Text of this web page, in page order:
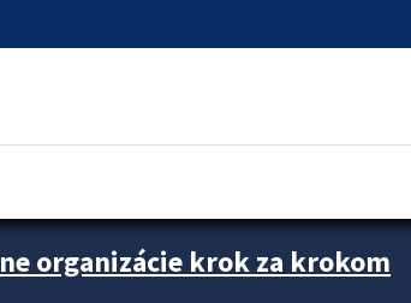
organizácie krok za krokom